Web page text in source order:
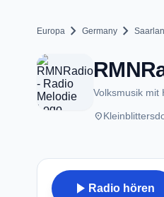
Europa chevron_right Germany chevron_right
Volksmusik mit
place
play_arrow Radio hören